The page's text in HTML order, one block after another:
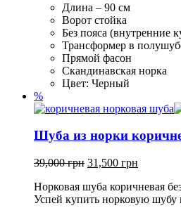
Длина – 90 см
Ворот стойка
Без пояса (внутренние
Трансформер в
Прямой фасон
Скандинавская норка
Цвет: Черный
%
Шуба из норки
39,000грн 31,500 грн
Норковая шуба коричневая
Успей купить норковую шубу